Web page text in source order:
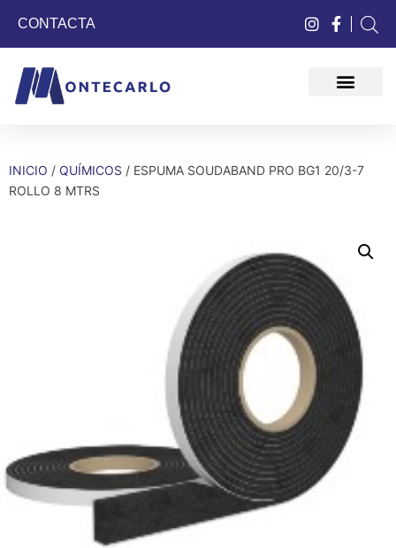
CONTACTA
INICIO / QUÍMICOS / ESPUMA SOUDABAND PRO BG1 20/3-7
ROLLO 8 MTRS